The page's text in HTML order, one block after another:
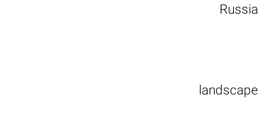
Russia
landscape